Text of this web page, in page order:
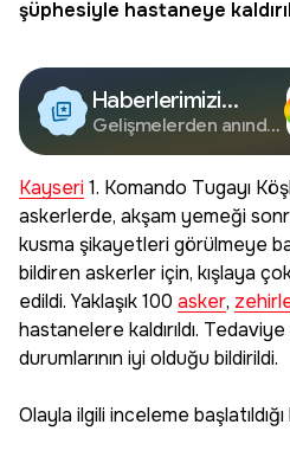
şüphesiyle hastaneye
Haberlerimizi
Google'da Takip
Edin
Gelişmelerden anında
Kayseri1. Komando Tugayı
askerlerde, akşam yemeği
kusma şikayetleri görülmeye
bildiren askerler için, kışlaya
edildi. Yaklaşık 100 asker,
hastanelere kaldırıldı.
durumlarının iyi olduğu bildirildi.
Olayla ilgili inceleme